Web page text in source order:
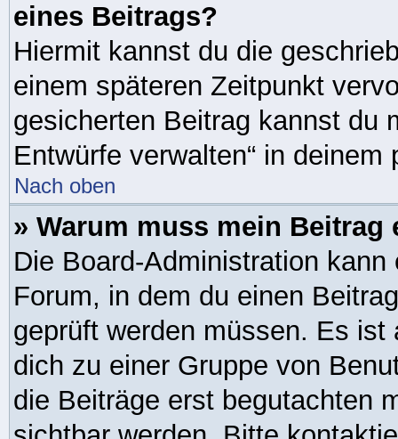
eines Beitrags?
Hiermit kannst du die
einem späteren Zeitpunkt
gesicherten Beitrag kannst du
Entwürfe verwalten“ in
Nach oben
» Warum muss mein
Die Board-Administration
Forum, in dem du einen
geprüft werden müssen. Es
dich zu einer Gruppe von
die Beiträge erst begutachten